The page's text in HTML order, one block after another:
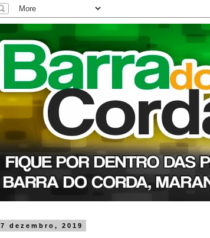
dezembro, 2019